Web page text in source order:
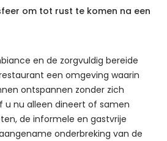
om tot rust te komen na een
en de zorgvuldig bereide
een omgeving waarin
ontspannen zonder zich
u nu alleen dineert of samen
de informele en gastvrije
onderbreking van de